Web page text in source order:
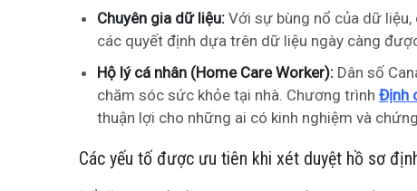
Chuyên gia dữ liệu: Với sự bùng nổ của dữ liệu,
các quyết định dựa trên dữ liệu ngày càng
Hộ lý cá nhân (Home Care Worker): Dân số
chăm sóc sức khỏe tại nhà. Chương trình Định
thuận lợi cho những ai có kinh nghiệm và
Các yếu tố được ưu tiên khi xét duyệt hồ sơ